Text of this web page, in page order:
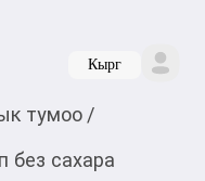
Кырг
тумоо /
без сахара